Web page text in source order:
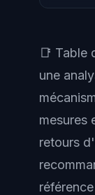
📑 Table
une
mesures
retours